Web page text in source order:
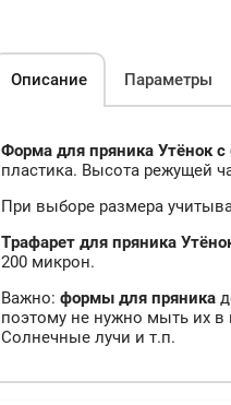
Описание Параметры
Форма для пряника Утёнок с
пластика. Высота режущей
При выборе размера
Трафарет для пряника
200 микрон.
Важно: формы для пряника
поэтому не нужно мыть их
Солнечные лучи и т.п.